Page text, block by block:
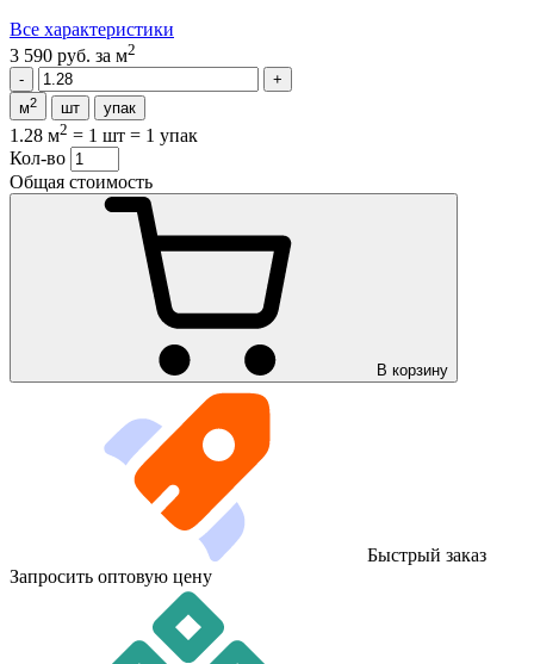
Все характеристики
3 590 руб. за м2
м2 шт упак
1.28 м2 = 1 шт = 1 упак
Кол-во
Общая стоимость
В корзину
Быстрый заказ
Запросить оптовую цену